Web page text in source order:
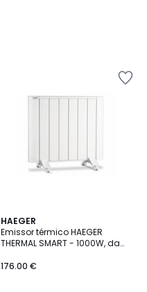
HAEGER
Emissor térmico HAEGER
THERMAL SMART - 1000W, da
176.00 €